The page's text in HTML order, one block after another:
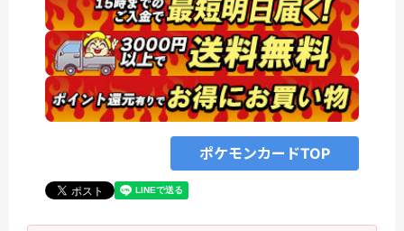
ポケモンカードTOP